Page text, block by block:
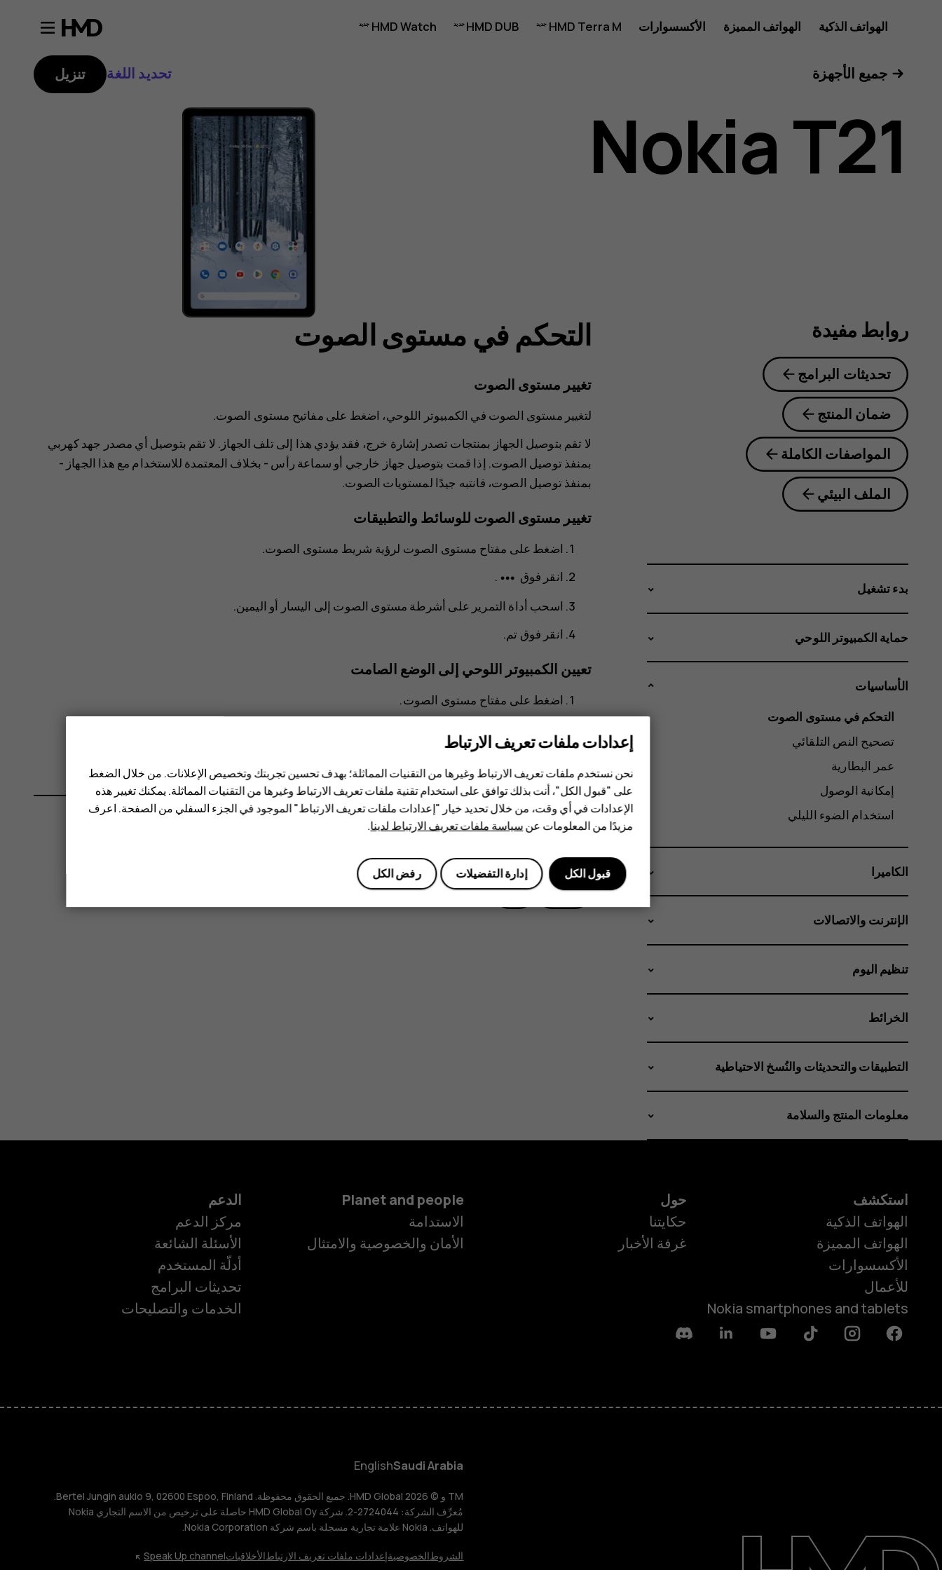
دليل
مستخدم
Nokia
الهواتف الذكية الهواتف المميزة الأكسسوارات HMD Terra M
HMD DUB
HMD Watch
الهواتف الذكية
HMD Terra M
HMD DUB
HMD Watch
الدعم
جميع الأجهزة تحديد اللغة تنزيل
Nokia T21
التحكم في مستوى الصوت
تغيير مستوى الصوت
لتغيير مستوى الصوت في الكمبيوتر اللوحي، اضغط على مفاتيح مستوى الصوت.
لا تقم بتوصيل الجهاز بمنتجات تصدر إشارة خرج، فقد يؤدي هذا إلى تلف الجهاز. لا تقم بتوصيل أي مصدر جهد كهربي
بمنفذ توصيل الصوت. إذا قمت بتوصيل جهاز خارجي أو سماعة رأس - بخلاف المعتمدة للاستخدام مع هذا الجهاز -
بمنفذ توصيل الصوت، فانتبه جيدًا لمستويات الصوت.
تغيير مستوى الصوت للوسائط والتطبيقات
اضغط على مفتاح مستوى الصوت لرؤية شريط مستوى الصوت.
انقر فوق more_horiz
.
اسحب أداة التمرير على أشرطة مستوى الصوت إلى اليسار أو اليمين.
انقر فوق تم.
تعيين الكمبيوتر اللوحي إلى الوضع الصامت
اضغط على مفتاح مستوى الصوت.
notifications_off
نعم لا
روابط مفيدة
تحديثات البرامج
ضمان المنتج
المواصفات الكاملة
الملف البيئي
بدء تشغيل
حماية الكمبيوتر اللوحي
الأساسيات
التحكم في مستوى الصوت
تصحيح النص التلقائي
عمر البطارية
إمكانية الوصول
استخدام الضوء الليلي‬
الكاميرا
الإنترنت والاتصالات
تنظيم اليوم
الخرائط
التطبيقات والتحديثات والنُسخ الاحتياطية
معلومات المنتج والسلامة
استكشف
الهواتف الذكية
الهواتف المميزة
الأكسسوارات
للأعمال
Nokia smartphones and tablets
حول
حكايتنا
غرفة الأخبار
Planet and people
الاستدامة
الأمان والخصوصية والامتثال
الدعم
مركز الدعم
الأسئلة الشائعة
أدلّة المستخدم
تحديثات البرامج
الخدمات والتصليحات
Facebook
Instagram
Tiktok
Youtube
Linkedin
Discord
Saudi Arabia
English
TM و © 2026 HMD Global. جميع الحقوق محفوظة. Bertel Jungin aukio 9, 02600 Espoo, Finland.
مُعرِّف الشركة: 2724044-2. شركة HMD Global Oy حاصلة على ترخيص من الاسم التجاري Nokia
للهواتف. Nokia علامة تجارية مسجلة باسم شركة Nokia Corporation.
الشروطالخصوصيةإعدادات ملفات تعريف الارتباطالأخلاقياتSpeak Up channel
إعدادات ملفات تعريف الارتباط
نحن نستخدم ملفات تعريف الارتباط وغيرها من التقنيات المماثلة؛ بهدف تحسين تجربتك وتخصيص الإعلانات. من خلال الضغط
على "قبول الكل"، أنت بذلك توافق على استخدام تقنية ملفات تعريف الارتباط وغيرها من التقنيات المماثلة. يمكنك تغيير هذه
الإعدادات في أي وقت، من خلال تحديد خيار "إعدادات ملفات تعريف الارتباط" الموجود في الجزء السفلي من الصفحة. اعرف
مزيدًا من المعلومات عنسياسة ملفات تعريف الارتباط لدينا.
رفض الكل إدارة التفضيلات قبول الكل